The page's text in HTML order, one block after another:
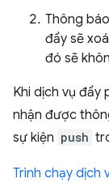
Thông
đẩy sẽ
đó sẽ
Khi dịch vụ đẩy
nhận được
sự kiện push
Trình chạy dịch